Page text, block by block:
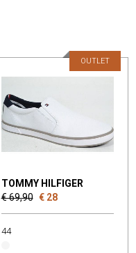
TOMMY HILFIGER
€ 69,90 € 28
OUTLET
44